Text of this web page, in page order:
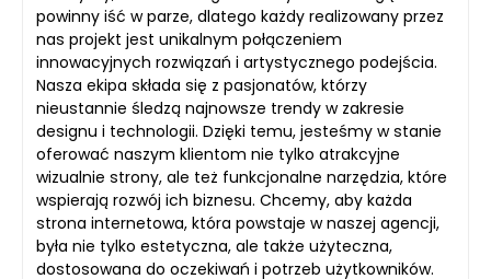
powinny iść w parze, dlatego każdy realizowany przez
nas projekt jest unikalnym połączeniem
innowacyjnych rozwiązań i artystycznego podejścia.
Nasza ekipa składa się z pasjonatów, którzy
nieustannie śledzą najnowsze trendy w zakresie
designu i technologii. Dzięki temu, jesteśmy w stanie
oferować naszym klientom nie tylko atrakcyjne
wizualnie strony, ale też funkcjonalne narzędzia, które
wspierają rozwój ich biznesu. Chcemy, aby każda
strona internetowa, która powstaje w naszej agencji,
była nie tylko estetyczna, ale także użyteczna,
dostosowana do oczekiwań i potrzeb użytkowników.